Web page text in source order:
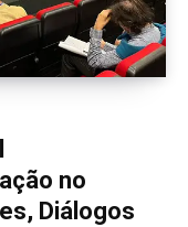
no
Diálogos